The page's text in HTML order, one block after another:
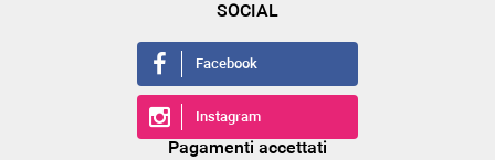
SOCIAL
Facebook
Instagram
Pagamenti accettati